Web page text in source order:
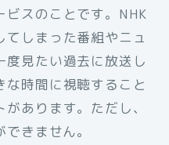
スのことです。NHK
しまった番組やニュ
度見たい過去に放送し
な時間に視聴すること
あります。ただし、
きません。